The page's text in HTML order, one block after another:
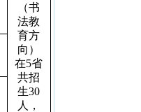
（书
法教
育方
向）
在5省
共招
生30
人，